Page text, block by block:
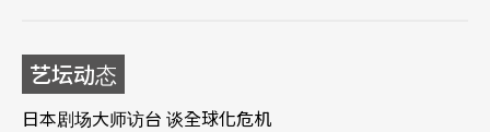
艺坛动态
日本剧场大师访台 谈全球化危机